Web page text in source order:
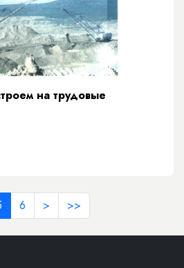
на трудовые
6 > >>